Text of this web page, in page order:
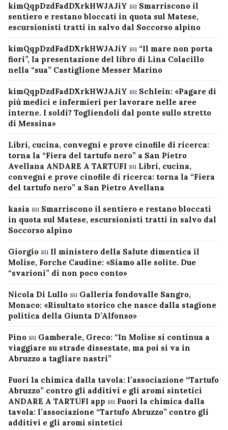
kimQqpDzdFadDXrkHWJAJiY su Smarriscono il
sentiero e restano bloccati in quota sul Matese,
escursionisti tratti in salvo dal Soccorso alpino
kimQqpDzdFadDXrkHWJAJiY su “Il mare non porta
fiori”, la presentazione del libro di Lina Colacillo
nella “sua” Castiglione Messer Marino
kimQqpDzdFadDXrkHWJAJiY su Schlein: «Pagare di
più medici e infermieri per lavorare nelle aree
interne. I soldi? Togliendoli dal ponte sullo stretto
di Messina»
Libri, cucina, convegni e prove cinofile di ricerca:
torna la “Fiera del tartufo nero” a San Pietro
Avellana ANDARE A TARTUFI su Libri, cucina,
convegni e prove cinofile di ricerca: torna la “Fiera
del tartufo nero” a San Pietro Avellana
kasia su Smarriscono il sentiero e restano bloccati
in quota sul Matese, escursionisti tratti in salvo dal
Soccorso alpino
Giorgio su Il ministero della Salute dimentica il
Molise, Forche Caudine: «Siamo alle solite. Due
“svarioni” di non poco conto»
Nicola Di Lullo su Galleria fondovalle Sangro,
Monaco: «Risultato storico che nasce dalla stagione
politica della Giunta D’Alfonso»
Pino su Gamberale, Greco: “In Molise si continua a
viaggiare su strade dissestate, ma poi si va in
Abruzzo a tagliare nastri”
Fuori la chimica dalla tavola: l’associazione “Tartufo
Abruzzo” contro gli additivi e gli aromi sintetici
ANDARE A TARTUFI app su Fuori la chimica dalla
tavola: l’associazione “Tartufo Abruzzo” contro gli
additivi e gli aromi sintetici